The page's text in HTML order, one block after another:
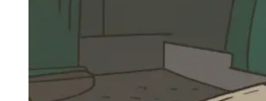
Navigație Dacia Logan 1 (2004–2012)
Navigație Dacia Logan 2 (2012–2020)
Navigație Dacia Logan 3 (2020–Prezent)
Dacia Duster
Navigatie Duster 2011